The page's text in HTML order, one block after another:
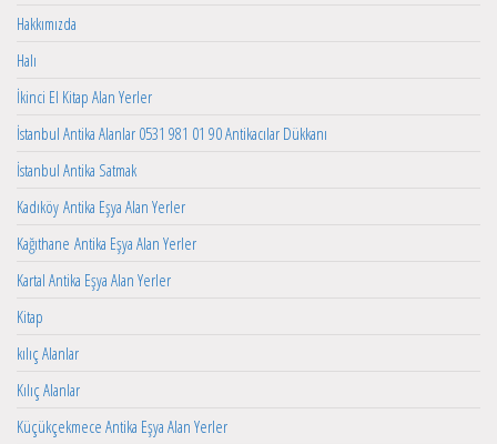
Hakkımızda
Halı
İkinci El Kitap Alan Yerler
İstanbul Antika Alanlar 0531 981 01 90 Antikacılar Dükkanı
İstanbul Antika Satmak
Kadıköy Antika Eşya Alan Yerler
Kağıthane Antika Eşya Alan Yerler
Kartal Antika Eşya Alan Yerler
Kitap
kılıç Alanlar
Kılıç Alanlar
Küçükçekmece Antika Eşya Alan Yerler